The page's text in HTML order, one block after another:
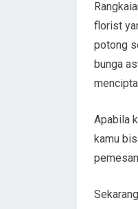
florist
potong
bunga
Apabila
kamu